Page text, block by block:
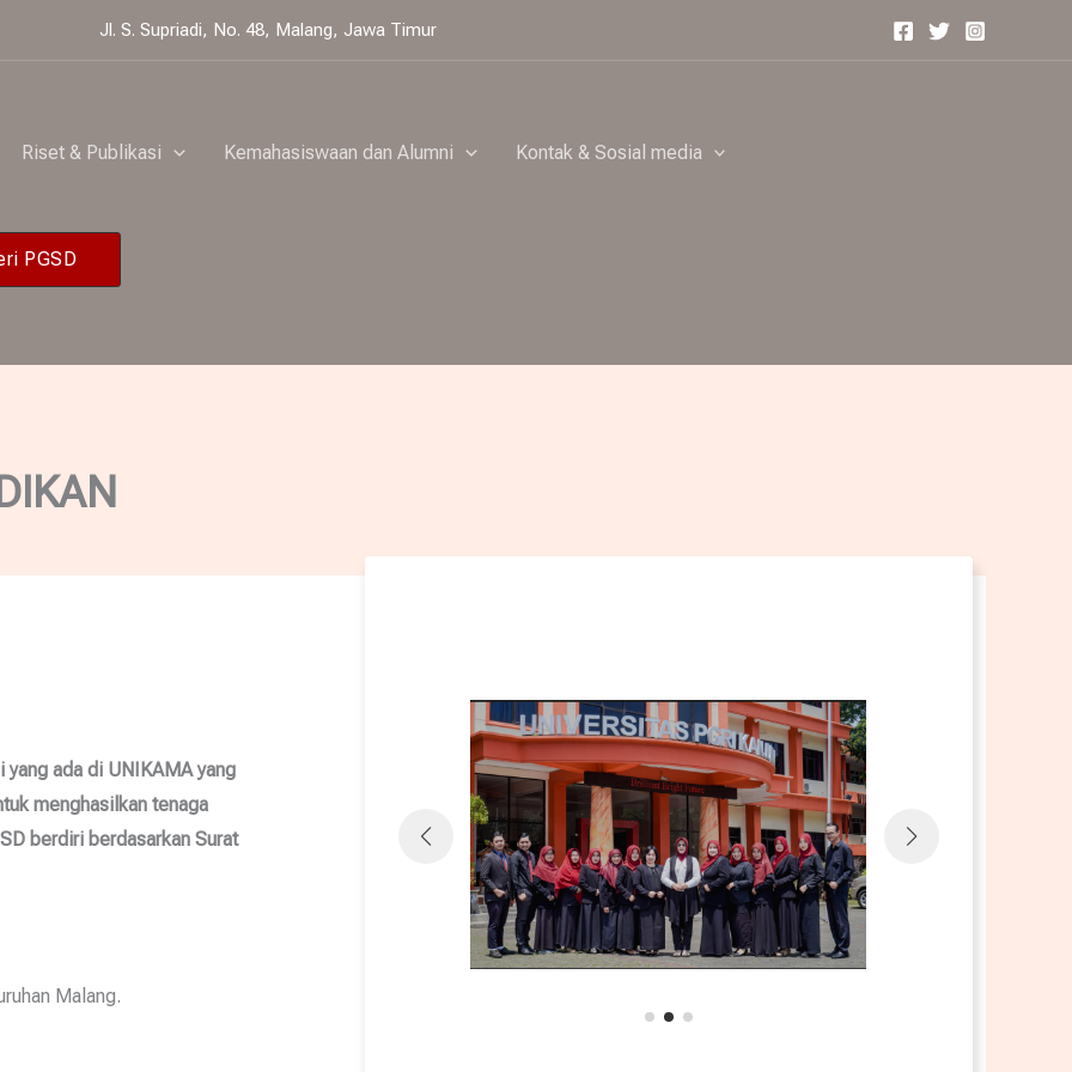
Jl. S. Supriadi, No. 48, Malang, Jawa Timur
Riset & Publikasi Kemahasiswaan dan Alumni Kontak & Sosial media
PGSD
yang ada di UNIKAMA yang
menghasilkan tenaga
berdiri berdasarkan Surat
Malang.